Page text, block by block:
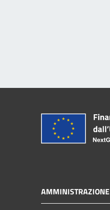
AMMINISTRAZIONE